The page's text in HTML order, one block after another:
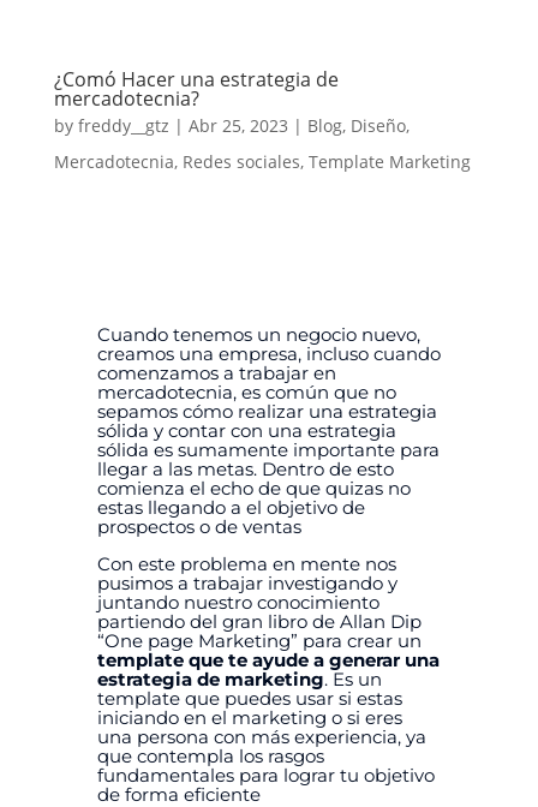
¿Comó Hacer una estrategia de
mercadotecnia?
by freddy__gtz | Abr 25, 2023 | Blog, Diseño,
Mercadotecnia, Redes sociales, Template Marketing
Cuando tenemos un negocio nuevo,
creamos una empresa, incluso cuando
comenzamos a trabajar en
mercadotecnia, es común que no
sepamos cómo realizar una estrategia
sólida y contar con una estrategia
sólida es sumamente importante para
llegar a las metas. Dentro de esto
comienza el echo de que quizas no
estas llegando a el objetivo de
prospectos o de ventas
Con este problema en mente nos
pusimos a trabajar investigando y
juntando nuestro conocimiento
partiendo del gran libro de Allan Dip
“One page Marketing” para crear un
template que te ayude a generar una
estrategia de marketing. Es un
template que puedes usar si estas
iniciando en el marketing o si eres
una persona con más experiencia, ya
que contempla los rasgos
fundamentales para lograr tu objetivo
de forma eficiente